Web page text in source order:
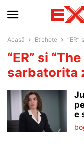
Acasă Etichete “ER”
“ER” si
sarbatorita
e